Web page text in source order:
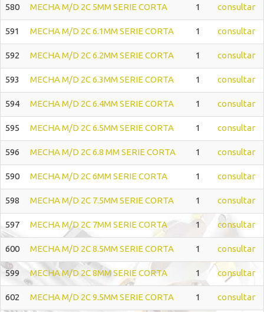
580 MECHA M/D 2C 5MM SERIE CORTA 1 consultar
591 MECHA M/D 2C 6.1MM SERIE CORTA 1 consultar
592 MECHA M/D 2C 6.2MM SERIE CORTA 1 consultar
593 MECHA M/D 2C 6.3MM SERIE CORTA 1 consultar
594 MECHA M/D 2C 6.4MM SERIE CORTA 1 consultar
595 MECHA M/D 2C 6.5MM SERIE CORTA 1 consultar
596 MECHA M/D 2C 6.8 MM SERIE CORTA 1 consultar
590 MECHA M/D 2C 6MM SERIE CORTA 1 consultar
598 MECHA M/D 2C 7.5MM SERIE CORTA 1 consultar
597 MECHA M/D 2C 7MM SERIE CORTA 1 consultar
600 MECHA M/D 2C 8.5MM SERIE CORTA 1 consultar
599 MECHA M/D 2C 8MM SERIE CORTA 1 consultar
602 MECHA M/D 2C 9.5MM SERIE CORTA 1 consultar